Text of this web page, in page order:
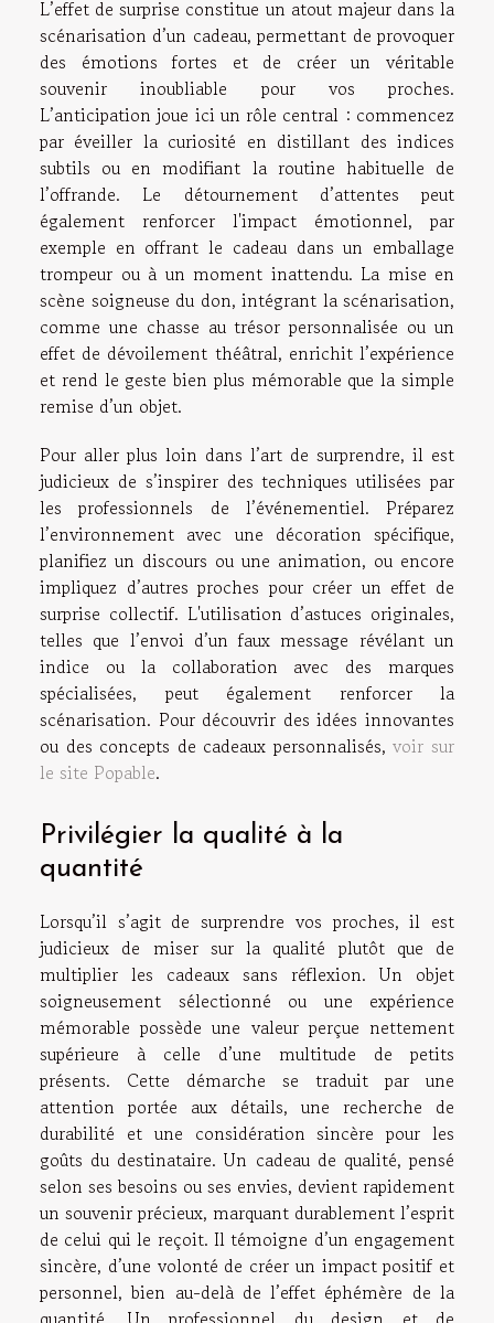
L’effet de surprise constitue un atout majeur dans la
scénarisation d’un cadeau, permettant de provoquer
des émotions fortes et de créer un véritable
souvenir inoubliable pour vos proches.
L’anticipation joue ici un rôle central : commencez
par éveiller la curiosité en distillant des indices
subtils ou en modifiant la routine habituelle de
l’offrande. Le détournement d’attentes peut
également renforcer l'impact émotionnel, par
exemple en offrant le cadeau dans un emballage
trompeur ou à un moment inattendu. La mise en
scène soigneuse du don, intégrant la scénarisation,
comme une chasse au trésor personnalisée ou un
effet de dévoilement théâtral, enrichit l’expérience
et rend le geste bien plus mémorable que la simple
remise d’un objet.
Pour aller plus loin dans l’art de surprendre, il est
judicieux de s’inspirer des techniques utilisées par
les professionnels de l’événementiel. Préparez
l’environnement avec une décoration spécifique,
planifiez un discours ou une animation, ou encore
impliquez d’autres proches pour créer un effet de
surprise collectif. L'utilisation d’astuces originales,
telles que l’envoi d’un faux message révélant un
indice ou la collaboration avec des marques
spécialisées, peut également renforcer la
scénarisation. Pour découvrir des idées innovantes
ou des concepts de cadeaux personnalisés,voir sur
le site Popable.
Privilégier la qualité à la
quantité
Lorsqu’il s’agit de surprendre vos proches, il est
judicieux de miser sur la qualité plutôt que de
multiplier les cadeaux sans réflexion. Un objet
soigneusement sélectionné ou une expérience
mémorable possède une valeur perçue nettement
supérieure à celle d’une multitude de petits
présents. Cette démarche se traduit par une
attention portée aux détails, une recherche de
durabilité et une considération sincère pour les
goûts du destinataire. Un cadeau de qualité, pensé
selon ses besoins ou ses envies, devient rapidement
un souvenir précieux, marquant durablement l’esprit
de celui qui le reçoit. Il témoigne d’un engagement
sincère, d’une volonté de créer un impact positif et
personnel, bien au-delà de l’effet éphémère de la